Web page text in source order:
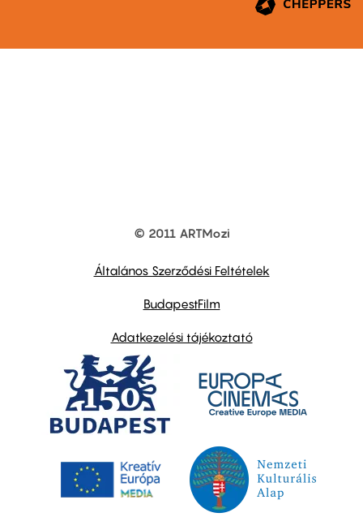
© 2011 ARTMozi
Általános Szerződési Feltételek
BudapestFilm
Adatkezelési tájékoztató